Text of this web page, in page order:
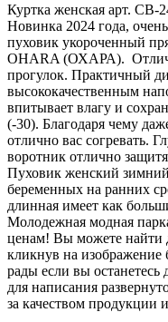
Куртка женская арт. CB-
Новинка 2024 года,
пуховик укороченный
OHARA (ОХАРА).
прогулок. Практичный
высококачественным
впитывает влагу и
(-30). Благодаря чему
отлично вас согревать.
воротник отлично
Пуховик женский
беременных на ранних
длинная имеет как
Молодежная модная
ценам! Вы можете найти
кликнув на
рады если вы
для написания
за качеством продукции